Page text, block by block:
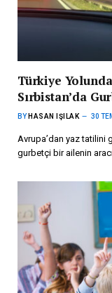
Türkiye
Sırbistan’da
BY HASAN IŞILAK 30
Avrupa’dan yaz tatilini
gurbetçi bir ailenin